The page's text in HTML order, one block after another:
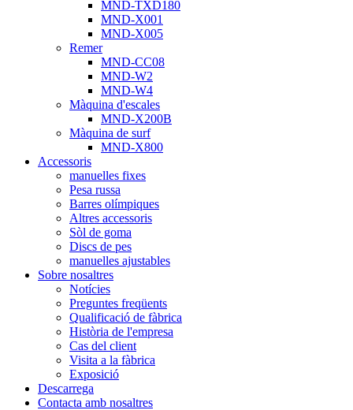
MND-TXD180
MND-X001
MND-X005
Remer
MND-CC08
MND-W2
MND-W4
Màquina d'escales
MND-X200B
Màquina de surf
MND-X800
Accessoris
manuelles fixes
Pesa russa
Barres olímpiques
Altres accessoris
Sòl de goma
Discs de pes
manuelles ajustables
Sobre nosaltres
Notícies
Preguntes freqüents
Qualificació de fàbrica
Història de l'empresa
Cas del client
Visita a la fàbrica
Exposició
Descarrega
Contacta amb nosaltres